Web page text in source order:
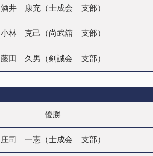
酒井 康充（士成会 支部）
小林 克己（尚武舘 支部）
藤田 久男（剣誠会 支部）
優勝
庄司 一憲（士成会 支部）